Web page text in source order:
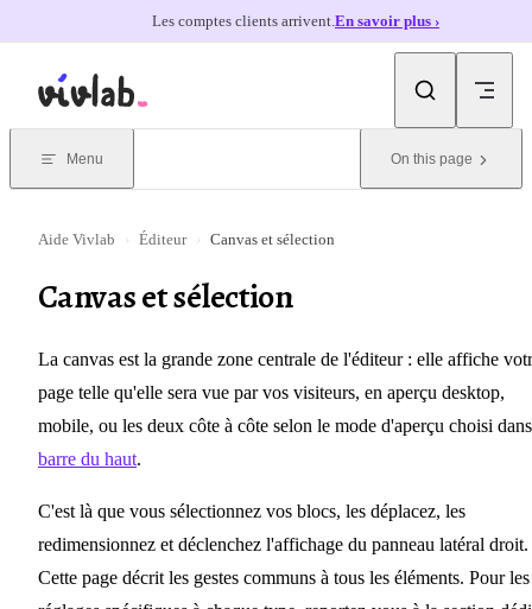
Les comptes clients arrivent. En savoir plus ›
Menu On this page
Aide Vivlab › Éditeur › Canvas et sélection
Canvas et sélection
La canvas est la grande zone centrale de l'éditeur : elle affiche
page telle qu'elle sera vue par vos visiteurs, en aperçu desktop,
mobile, ou les deux côte à côte selon le mode d'aperçu choisi
barre du haut.
C'est là que vous sélectionnez vos blocs, les déplacez, les
redimensionnez et déclenchez l'affichage du panneau latéral droit.
Cette page décrit les gestes communs à tous les éléments. Pour les